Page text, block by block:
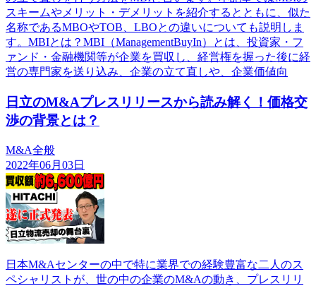
スキームやメリット・デメリットを紹介するとともに、似た
名称であるMBOやTOB、LBOとの違いについても説明しま
す。MBIとは？MBI（ManagementBuyIn）とは、投資家・フ
ァンド・金融機関等が企業を買収し、経営権を握った後に経
営の専門家を送り込み、企業の立て直しや、企業価値向
日立のM&Aプレスリリースから読み解く！価格交
渉の背景とは？
M&A全般
2022年06月03日
日本M&Aセンターの中で特に業界での経験豊富な二人のス
ペシャリストが、世の中の企業のM&Aの動き、プレスリリ